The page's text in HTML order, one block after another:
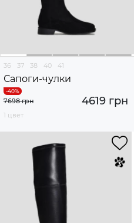
36 37 38 40 41
Сапоги-чулки
4619 грн
7698 грн
1 цвет